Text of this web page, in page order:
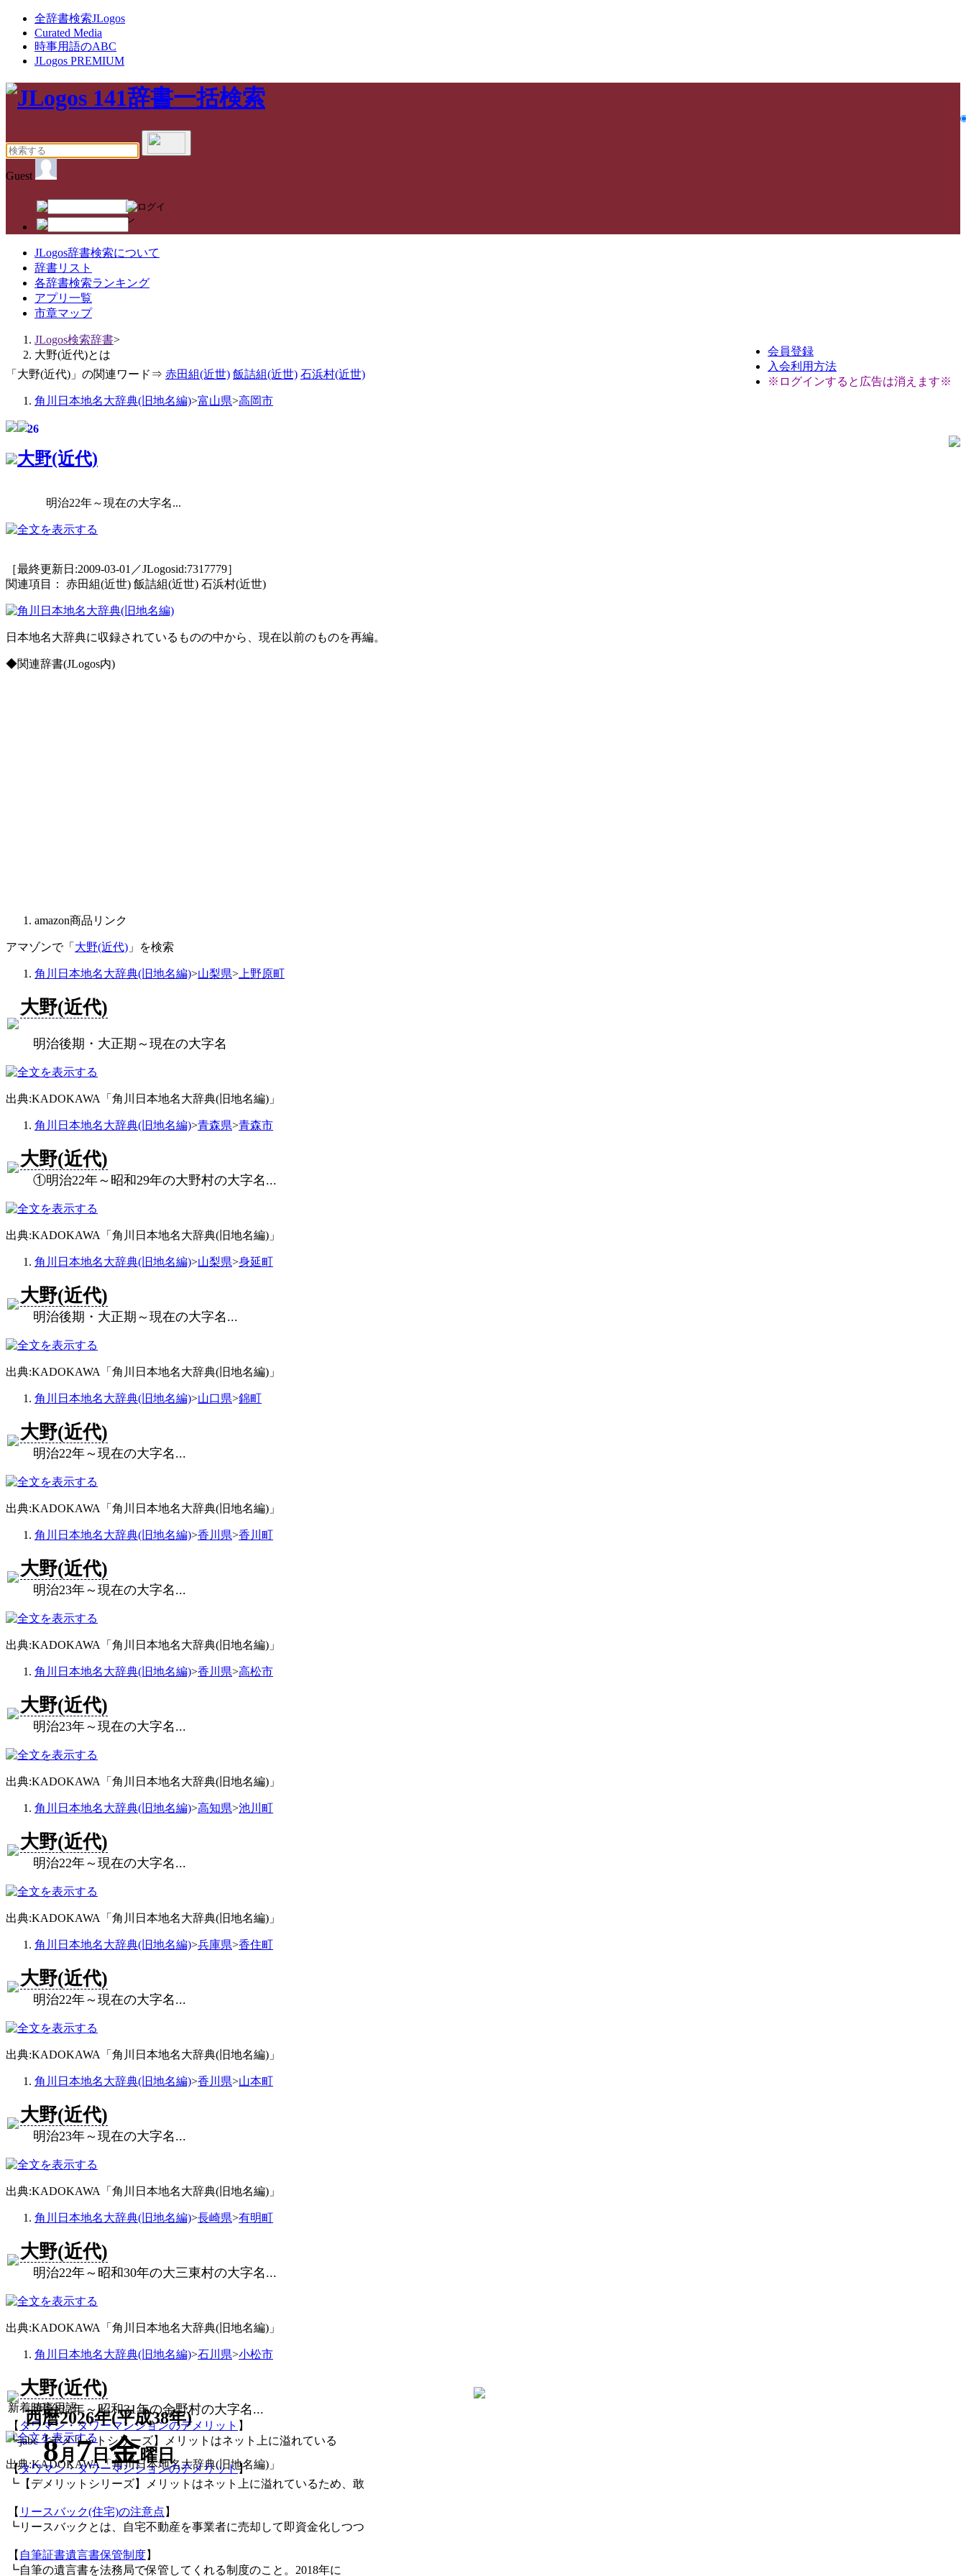
全辞書検索JLogos
Curated Media
時事用語のABC
JLogos PREMIUM
Guest
JLogos辞書検索について
辞書リスト
各辞書検索ランキング
アプリ一覧
市章マップ
会員登録
入会利用方法
※ログインすると広告は消えます※
JLogos検索辞書>
大野(近代)とは
「大野(近代)」の関連ワード⇒ 赤田組(近世) 飯詰組(近世) 石浜村(近世)
角川日本地名大辞典(旧地名編)>富山県>高岡市
26
大野(近代)
明治22年～現在の大字名...
［最終更新日:2009-03-01／JLogosid:7317779］
関連項目： 赤田組(近世) 飯詰組(近世) 石浜村(近世)
日本地名大辞典に収録されているものの中から、現在以前のものを再編。
◆関連辞書(JLogos内)
amazon商品リンク
アマゾンで「 大野(近代) 」を検索
角川日本地名大辞典(旧地名編)>山梨県> 上野原町
大野(近代)
明治後期・大正期～現在の大字名
出典:KADOKAWA「角川日本地名大辞典(旧地名編)」
角川日本地名大辞典(旧地名編)>青森県>青森市
大野(近代)
①明治22年～昭和29年の大野村の大字名...
出典:KADOKAWA「角川日本地名大辞典(旧地名編)」
角川日本地名大辞典(旧地名編)>山梨県>身延町
大野(近代)
明治後期・大正期～現在の大字名...
出典:KADOKAWA「角川日本地名大辞典(旧地名編)」
角川日本地名大辞典(旧地名編)>山口県>錦町
大野(近代)
明治22年～現在の大字名...
出典:KADOKAWA「角川日本地名大辞典(旧地名編)」
角川日本地名大辞典(旧地名編)>香川県>香川町
大野(近代)
明治23年～現在の大字名...
出典:KADOKAWA「角川日本地名大辞典(旧地名編)」
角川日本地名大辞典(旧地名編)>香川県>高松市
大野(近代)
明治23年～現在の大字名...
出典:KADOKAWA「角川日本地名大辞典(旧地名編)」
角川日本地名大辞典(旧地名編)>高知県>池川町
大野(近代)
明治22年～現在の大字名...
出典:KADOKAWA「角川日本地名大辞典(旧地名編)」
角川日本地名大辞典(旧地名編)>兵庫県>香住町
大野(近代)
明治22年～現在の大字名...
出典:KADOKAWA「角川日本地名大辞典(旧地名編)」
角川日本地名大辞典(旧地名編)>香川県>山本町
大野(近代)
明治23年～現在の大字名...
出典:KADOKAWA「角川日本地名大辞典(旧地名編)」
角川日本地名大辞典(旧地名編)>長崎県>有明町
大野(近代)
明治22年～昭和30年の大三東村の大字名...
出典:KADOKAWA「角川日本地名大辞典(旧地名編)」
角川日本地名大辞典(旧地名編)>石川県>小松市
大野(近代)
明治22年～昭和31年の金野村の大字名...
出典:KADOKAWA「角川日本地名大辞典(旧地名編)」
西暦2026年(平成38年)
8月 7 日金曜日
新着時事用語
【 タワマン・タワーマンションのデメリット 】
┗jabc【デメリットシリーズ】メリットはネット上に溢れている
【タワマン・タワーマンションのデメリット】
┗【デメリットシリーズ】メリットはネット上に溢れているため、敢
【 リースバック(住宅)の注意点 】
┗リースバックとは、自宅不動産を事業者に売却して即資金化しつつ
【 自筆証書遺言書保管制度】
┗自筆の遺言書を法務局で保管してくれる制度のこと。2018年に